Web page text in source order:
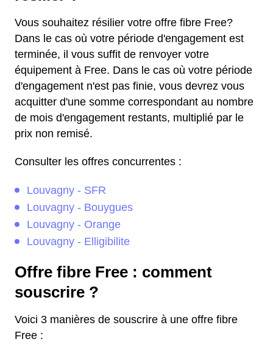
Vous souhaitez résilier votre offre fibre Free?
Dans le cas où votre période d'engagement est
terminée, il vous suffit de renvoyer votre
équipement à Free. Dans le cas où votre période
d'engagement n'est pas finie, vous devrez vous
acquitter d'une somme correspondant au nombre
de mois d'engagement restants, multiplié par le
prix non remisé.
Consulter les offres concurrentes :
Louvagny - SFR
Louvagny - Bouygues
Louvagny - Orange
Louvagny - Elligibilite
Offre fibre Free : comment
souscrire ?
Voici 3 manières de souscrire à une offre fibre
Free :